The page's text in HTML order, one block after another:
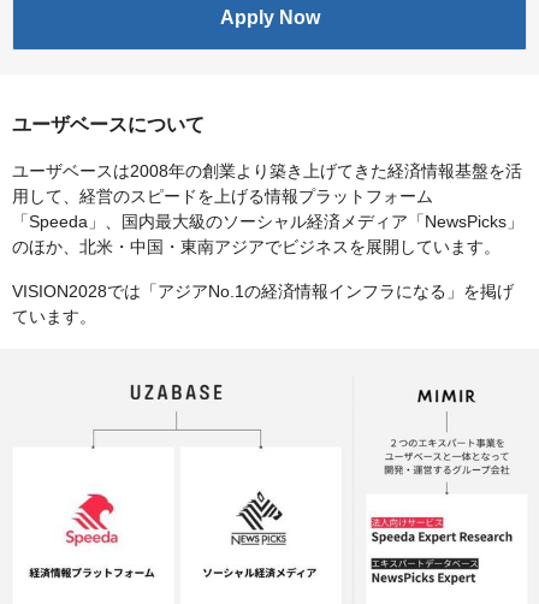
Apply Now
ユーザベースについて
ユーザベースは2008年の創業より築き上げてきた経済情報基盤を活
用して、経営のスピードを上げる情報プラットフォーム
「Speeda」、国内最大級のソーシャル経済メディア「NewsPicks」
のほか、北米・中国・東南アジアでビジネスを展開しています。
VISION2028では「アジアNo.1の経済情報インフラになる」を掲げ
ています。